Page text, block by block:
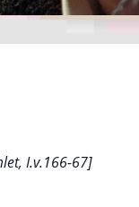
I.v.166-67]